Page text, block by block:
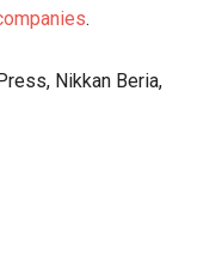
.
Nikkan Beria,